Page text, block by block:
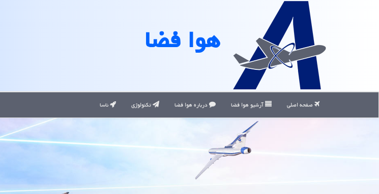
هوا فضا
صفحه اصلی آرشیو هوا فضا درباره هوا فضا تکنولوژی ناسا